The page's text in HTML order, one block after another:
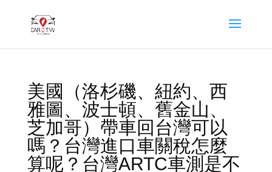
美國（洛杉磯、紐約、西
雅圖、波士頓、舊金山、
芝加哥）帶車回台灣可以
嗎？台灣進口車關稅怎麼
算呢？台灣ARTC車測是不